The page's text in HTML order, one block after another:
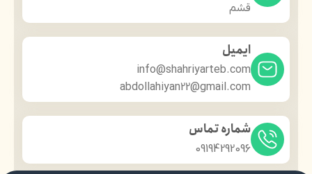
قشم
ایمیل
info@shahriyarteb.com
abdollahiyan22@gmail.com
شماره تماس
09194292096